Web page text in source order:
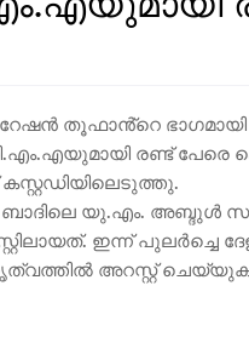
തൂഫാൻ്റെ
രണ്ട്
യു.എം. അബ്ദുൾ
ഇന്ന് പുലർച്ചെ
അറസ്റ്റ്